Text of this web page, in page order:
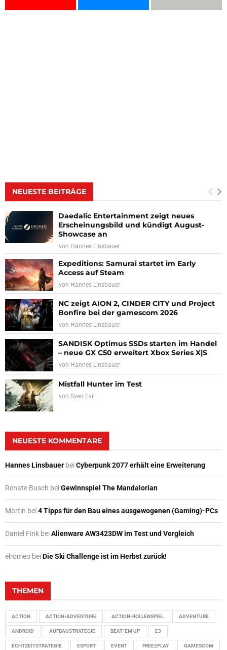
NEUESTE BEITRÄGE
Daedalic Entertainment zeigt neues
Erscheinungsbild und kündigt August-
Showcase an
von Hannes Linsbauer
Expeditions: Samurai startet im Early
Access auf Steam
von Hannes Linsbauer
NC zeigt AION 2, CINDER CITY und Project
Bonfire bei der gamescom 2026
von Hannes Linsbauer
SANDISK Optimus SSDs starten im Handel
– neue GX C50 erweitert Xbox Series X|S
von Hannes Linsbauer
Mistfall Hunter im Test
von Sven Evil
NEUESTE KOMMENTARE
Hannes Linsbauer beiCyberpunk 2077 erhält eine Erweiterung
Renate Busch beiGewinnspiel The Mandalorian
Martin bei4 Tipps für den Bau eines ausgewogenen (Gaming)-PCs
Daniel Fink beiAlienware AW3423DW im Test und Vergleich
elromeo beiDie Ski Challenge ist im Herbst zurück!
THEMEN
ACTION ACTION-ADVENTURE ACTION-ROLLENSPIEL ADVENTURE
ANDROID AUFBAUSTRATEGIE BEAT 'EM UP E3
ECHTZEITSTRATEGIE ESPORT EVENT FREE2PLAY GAMESCOM